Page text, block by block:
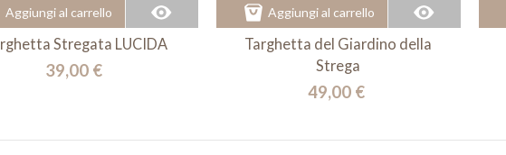
Aggiungi al carrello
Stregata LUCIDA
39,00 €
Aggiungi al carrello
Targhetta del Giardino della
Strega
49,00 €